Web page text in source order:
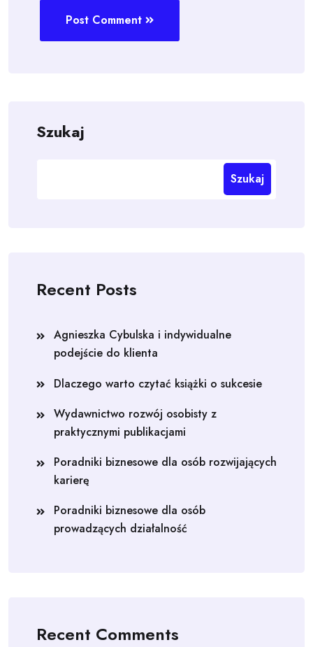
Post Comment
Szukaj
Szukaj
Recent Posts
Agnieszka Cybulska i indywidualne
podejście do klienta
Dlaczego warto czytać książki o sukcesie
Wydawnictwo rozwój osobisty z
praktycznymi publikacjami
Poradniki biznesowe dla osób rozwijających
karierę
Poradniki biznesowe dla osób
prowadzących działalność
Recent Comments